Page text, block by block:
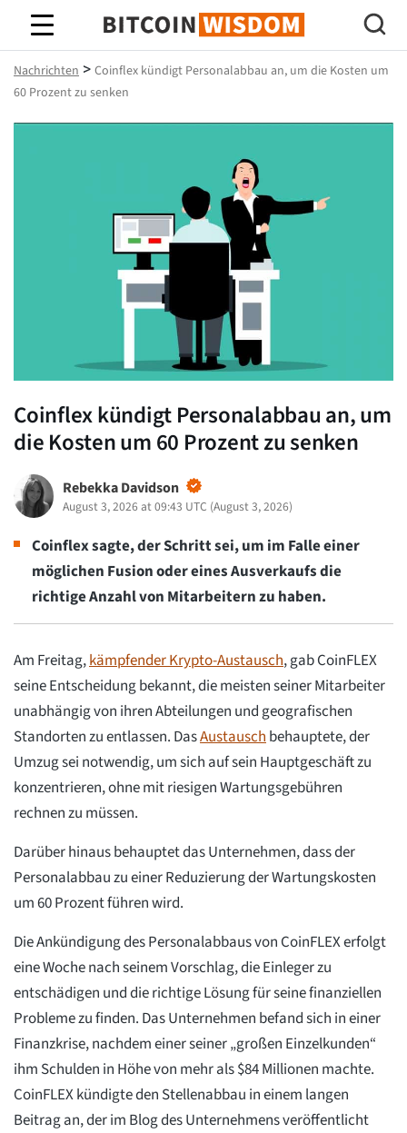
Bitcoin-Weisheit
Nachrichten > Coinflex kündigt Personalabbau an, um die Kosten um
60 Prozent zu senken
Coinflex kündigt Personalabbau an, um
die Kosten um 60 Prozent zu senken
Rebekka Davidson
August 3, 2026 at 09:43 UTC (August 3, 2026)
Coinflex sagte, der Schritt sei, um im Falle einer
möglichen Fusion oder eines Ausverkaufs die
richtige Anzahl von Mitarbeitern zu haben.
Am Freitag,kämpfender Krypto-Austausch, gab CoinFLEX
seine Entscheidung bekannt, die meisten seiner Mitarbeiter
unabhängig von ihren Abteilungen und geografischen
Standorten zu entlassen. DasAustausch behauptete, der
Umzug sei notwendig, um sich auf sein Hauptgeschäft zu
konzentrieren, ohne mit riesigen Wartungsgebühren
rechnen zu müssen.
Darüber hinaus behauptet das Unternehmen, dass der
Personalabbau zu einer Reduzierung der Wartungskosten
um 60 Prozent führen wird.
Die Ankündigung des Personalabbaus von CoinFLEX erfolgt
eine Woche nach seinem Vorschlag, die Einleger zu
entschädigen und die richtige Lösung für seine finanziellen
Probleme zu finden. Das Unternehmen befand sich in einer
Finanzkrise, nachdem einer seiner „großen Einzelkunden“
ihm Schulden in Höhe von mehr als $84 Millionen machte.
CoinFLEX kündigte den Stellenabbau in einem langen
Beitrag an, der im Blog des Unternehmens veröffentlicht